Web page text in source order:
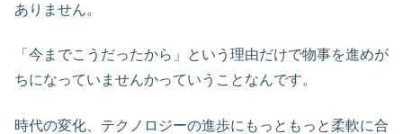
ありません。
「今までこうだったから」という理由だけで物事を進めが
ちになっていませんかっていうことなんです。
時代の変化、テクノロジーの進歩にもっともっと柔軟に合